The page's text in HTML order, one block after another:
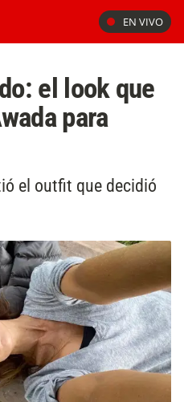
EN VIVO
el look que
para
el outfit que decidió